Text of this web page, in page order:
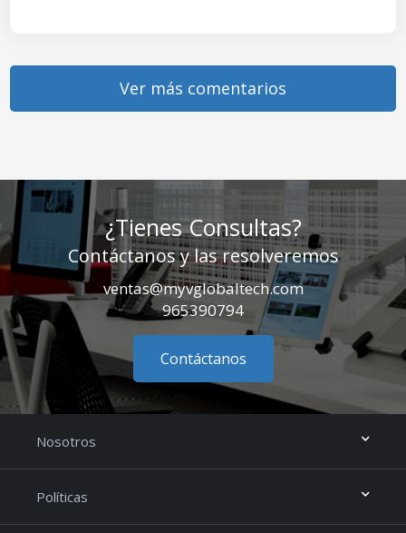
Ver más comentarios
¿Tienes Consultas?
Contáctanos y las resolveremos
ventas@myvglobaltech.com
965390794
Contáctanos
Nosotros
Políticas